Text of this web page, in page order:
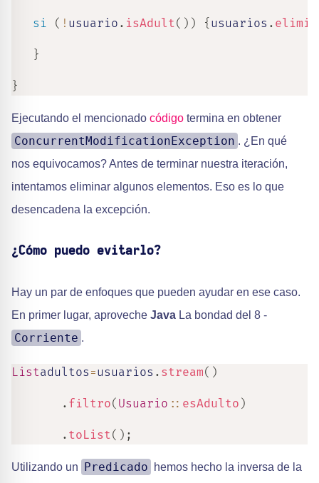
si ( ! usuario . isAdult( ) ) { usuarios .
}
}
Ejecutando el mencionado código termina en obtener
ConcurrentModificationException . ¿En qué
nos equivocamos? Antes de terminar nuestra iteración,
intentamos eliminar algunos elementos. Eso es lo que
desencadena la excepción.
¿Cómo puedo evitarlo?
Hay un par de enfoques que pueden ayudar en ese caso.
En primer lugar, aproveche Java La bondad del 8 -
Corriente .
Listadultos =usuarios . stream( )
. filtro( Usuario :: esAdulto )
. toList( ) ;
Utilizando un Predicado
hemos hecho la inversa de la